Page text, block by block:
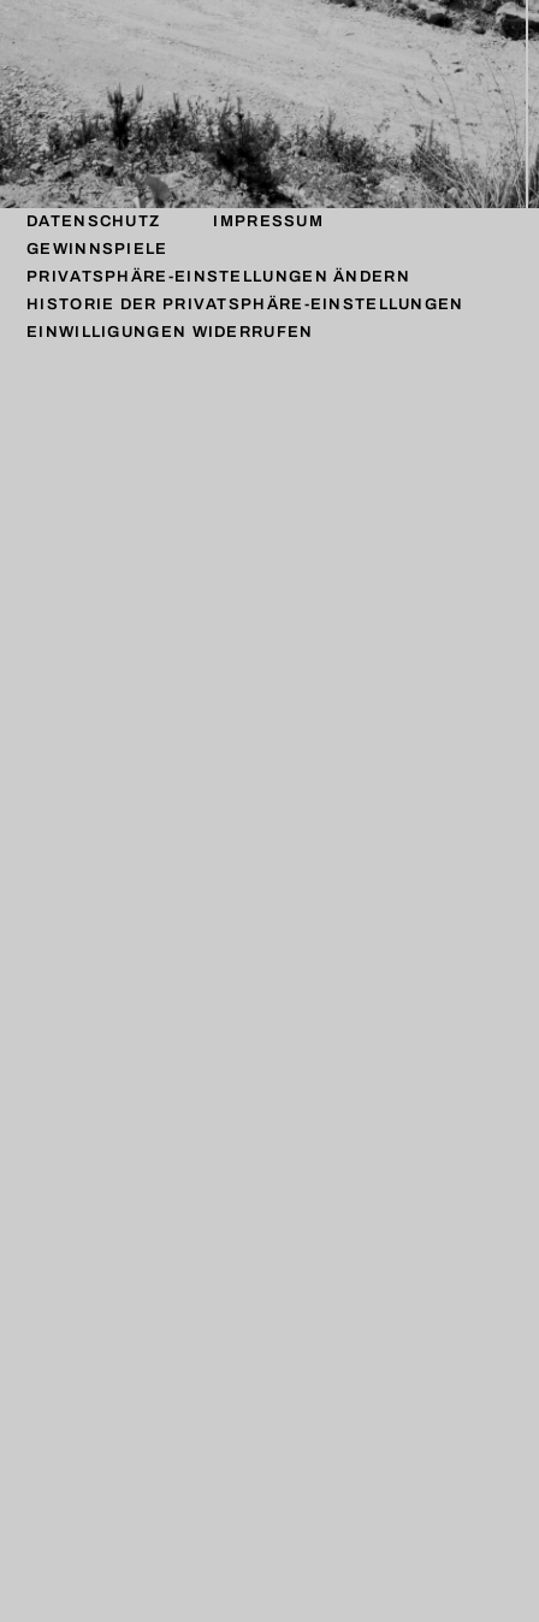
DATENSCHUTZ
IMPRESSUM
GEWINNSPIELE
PRIVATSPHÄRE-EINSTELLUNGEN ÄNDERN
HISTORIE DER PRIVATSPHÄRE-EINSTELLUNGEN
EINWILLIGUNGEN WIDERRUFEN